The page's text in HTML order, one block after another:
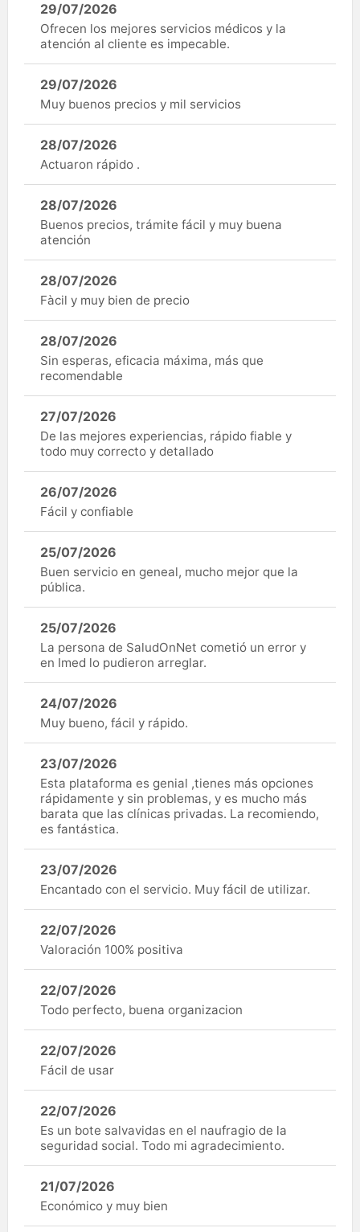
29/07/2026
Ofrecen los mejores servicios médicos y la
atención al cliente es impecable.
29/07/2026
Muy buenos precios y mil servicios
28/07/2026
Actuaron rápido .
28/07/2026
Buenos precios, trámite fácil y muy buena
atención
28/07/2026
Fàcil y muy bien de precio
28/07/2026
Sin esperas, eficacia máxima, más que
recomendable
27/07/2026
De las mejores experiencias, rápido fiable y
todo muy correcto y detallado
26/07/2026
Fácil y confiable
25/07/2026
Buen servicio en geneal, mucho mejor que la
pública.
25/07/2026
La persona de SaludOnNet cometió un error y
en Imed lo pudieron arreglar.
24/07/2026
Muy bueno, fácil y rápido.
23/07/2026
Esta plataforma es genial ,tienes más opciones
rápidamente y sin problemas, y es mucho más
barata que las clínicas privadas. La recomiendo,
es fantástica.
23/07/2026
Encantado con el servicio. Muy fácil de utilizar.
22/07/2026
Valoración 100% positiva
22/07/2026
Todo perfecto, buena organizacion
22/07/2026
Fácil de usar
22/07/2026
Es un bote salvavidas en el naufragio de la
seguridad social. Todo mi agradecimiento.
21/07/2026
Económico y muy bien